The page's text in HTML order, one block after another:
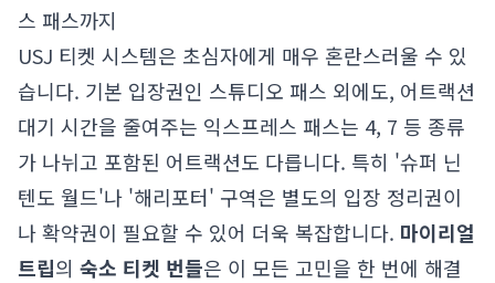
스 패스까지
USJ 티켓 시스템은 초심자에게 매우 혼란스러울 수 있
습니다. 기본 입장권인 스튜디오 패스 외에도, 어트랙션
대기 시간을 줄여주는 익스프레스 패스는 4, 7 등 종류
가 나뉘고 포함된 어트랙션도 다릅니다. 특히 '슈퍼 닌
텐도 월드'나 '해리포터' 구역은 별도의 입장 정리권이
나 확약권이 필요할 수 있어 더욱 복잡합니다. 마이리얼
트립의 숙소 티켓 번들은 이 모든 고민을 한 번에 해결